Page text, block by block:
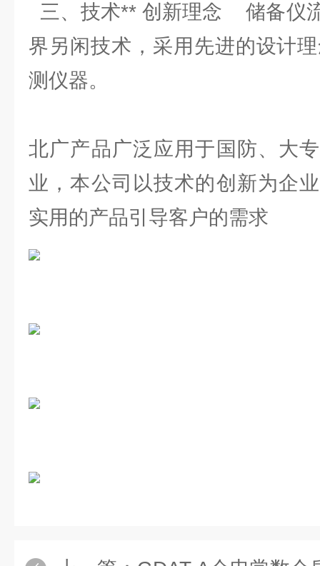
三、技术** 创新理念 储备仪
界另闲技术，采用先进的设计
测仪器。
北广产品广泛应用于国防、大
业，本公司以技术的创新为企
实用的产品引导客户的需求